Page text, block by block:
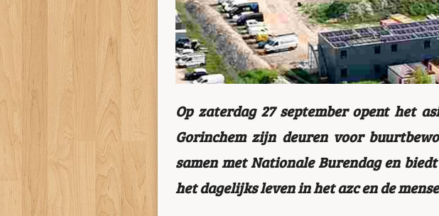
Op zaterdag 27 september opent het
Gorinchem zijn deuren voor
samen met Nationale Burendag en
het dagelijks leven in het azc en de